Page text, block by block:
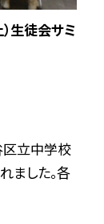
生徒会サミ
立中学校
ました。各